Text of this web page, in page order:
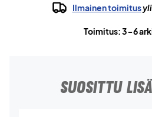
Ilmainen toimitusyli
Toimitus: 3-6
SUOSITTU